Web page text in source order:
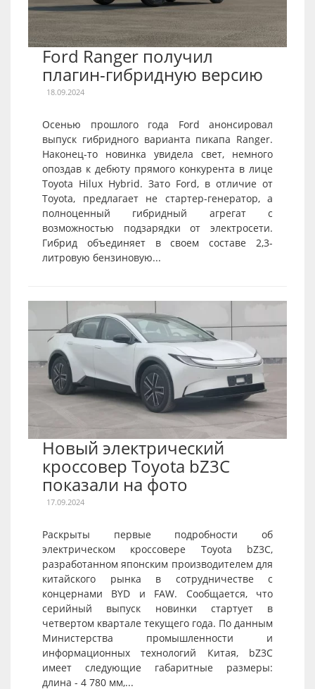
Ford Ranger получил
плагин-гибридную версию
18.09.2024
Осенью прошлого года Ford анонсировал
выпуск гибридного варианта пикапа Ranger.
Наконец-то новинка увидела свет, немного
опоздав к дебюту прямого конкурента в лице
Toyota Hilux Hybrid. Зато Ford, в отличие от
Toyota, предлагает не стартер-генератор, а
полноценный гибридный агрегат с
возможностью подзарядки от электросети.
Гибрид объединяет в своем составе 2,3-
литровую бензиновую...
Новый электрический
кроссовер Toyota bZ3C
показали на фото
17.09.2024
Раскрыты первые подробности об
электрическом кроссовере Toyota bZ3C,
разработанном японским производителем для
китайского рынка в сотрудничестве с
концернами BYD и FAW. Сообщается, что
серийный выпуск новинки стартует в
четвертом квартале текущего года. По данным
Министерства промышленности и
информационных технологий Китая, bZ3C
имеет следующие габаритные размеры:
длина - 4 780 мм,...